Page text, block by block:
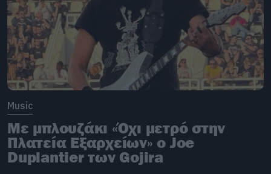
Music
Με μπλουζάκι «Όχι μετρό στην
Πλατεία Εξαρχείων» ο Joe
Duplantier των Gojira